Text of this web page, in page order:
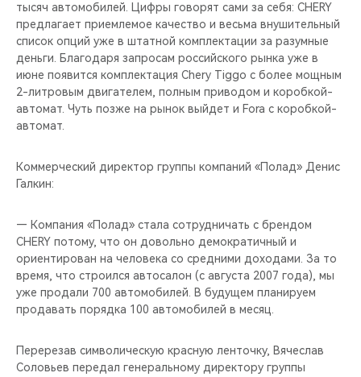
тысяч автомобилей. Цифры говорят сами за себя: CHERY
предлагает приемлемое качество и весьма внушительный
список опций уже в штатной комплектации за разумные
деньги. Благодаря запросам российского рынка уже в
июне появится комплектация Chery Tiggo с более мощным
2-литровым двигателем, полным приводом и коробкой-
автомат. Чуть позже на рынок выйдет и Fora с коробкой-
автомат.
Коммерческий директор группы компаний «Полад» Денис
Галкин:
— Компания «Полад» стала сотрудничать с брендом
CHERY потому, что он довольно демократичный и
ориентирован на человека со средними доходами. За то
время, что строился автосалон (с августа 2007 года), мы
уже продали 700 автомобилей. В будущем планируем
продавать порядка 100 автомобилей в месяц.
Перерезав символическую красную ленточку, Вячеслав
Соловьев передал генеральному директору группы